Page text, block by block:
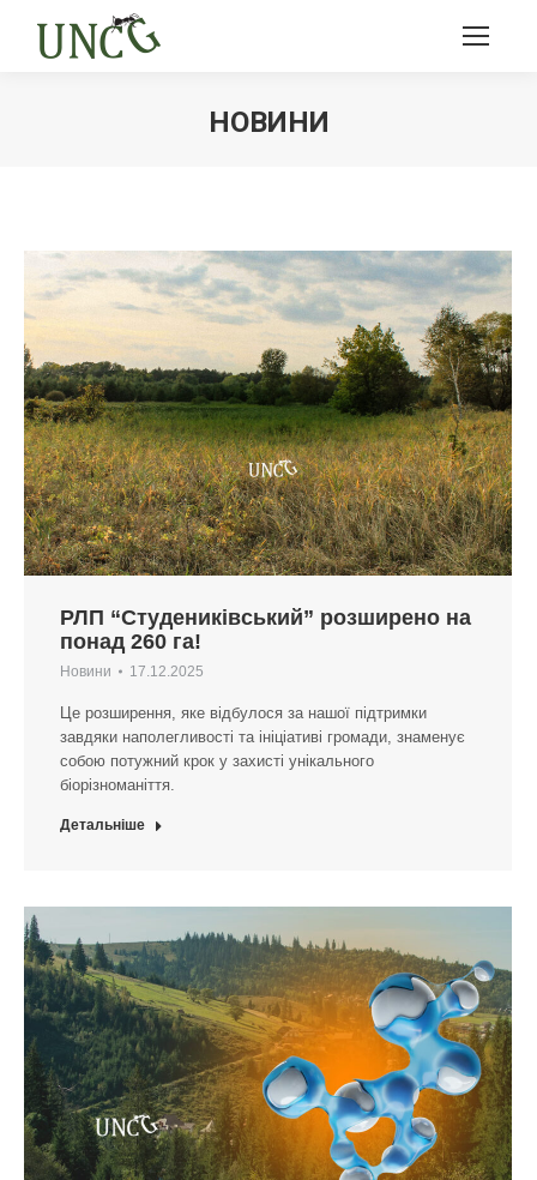
НОВИНИ
РЛП “Студениківський” розширено на
понад 260 га!
Новини 17.12.2025
Це розширення, яке відбулося за нашої підтримки
завдяки наполегливості та ініціативі громади, знаменує
собою потужний крок у захисті унікального
біорізноманіття.
Детальніше